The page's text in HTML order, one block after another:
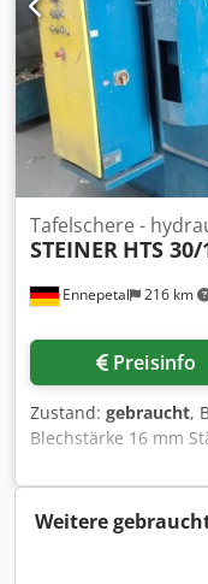
Ennepetal 216 km
Tafelschere -
STEINER HTS 30/
Preisinfo
Zustand: gebraucht,
Blechstärke 16 mm
mm Hub 300 mm
1215 mm Anzahl
°
verstellbar 0- 1000
Weitere